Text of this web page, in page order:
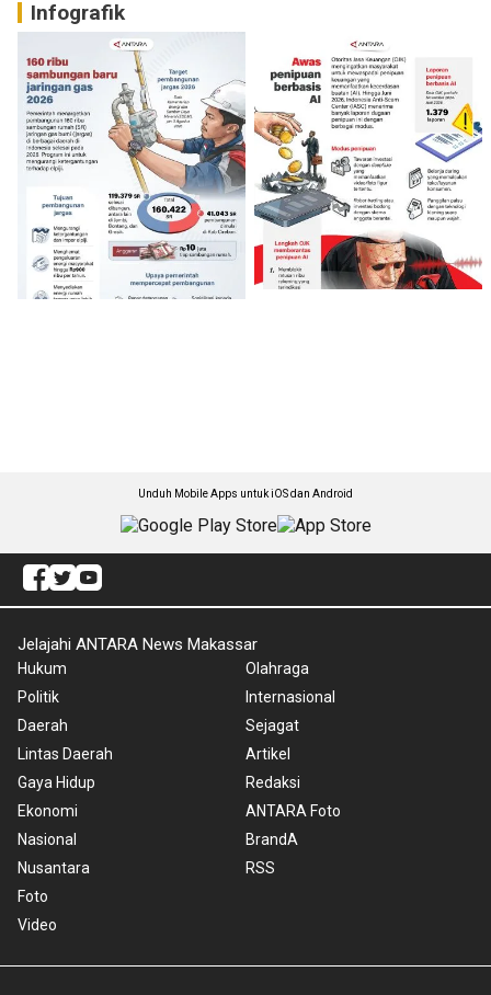
Infografik
Unduh Mobile Apps untuk iOS dan Android
Jelajahi ANTARA News Makassar
Hukum
Politik
Daerah
Lintas Daerah
Gaya Hidup
Ekonomi
Nasional
Nusantara
Foto
Video
Olahraga
Internasional
Sejagat
Artikel
Redaksi
ANTARA Foto
BrandA
RSS